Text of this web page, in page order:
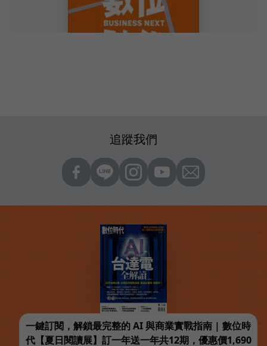
追蹤我們
一鍵訂閱，解鎖最完整的 AI 與商業實戰指南 | 數位時
代【夏日閱讀展】訂一年送一年共12期，優惠價1,690